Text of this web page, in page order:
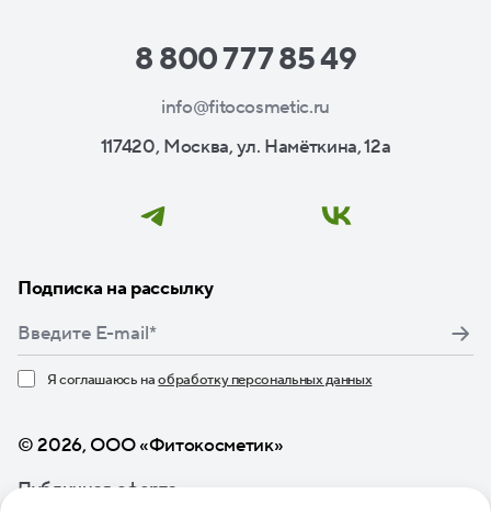
8 800 777 85 49
info@fitocosmetic.ru
117420, Москва, ул. Намёткина, 12а
Подписка на рассылку
Я соглашаюсь наобработку персональных данных
© 2026, ООО «Фитокосметик»
Публичная оферта